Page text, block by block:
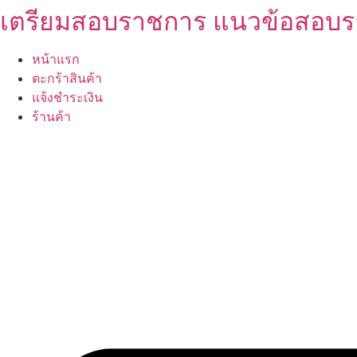
Skip
to
content
เตรียมสอบราชการ แนวข้อสอบ
หน้าแรก
ตะกร้าสินค้า
แจ้งชำระเงิน
ร้านค้า